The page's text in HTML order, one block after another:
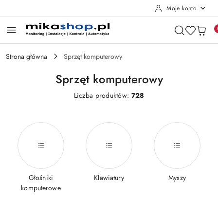
Moje konto
Strona główna Sprzęt komputerowy
Sprzęt komputerowy
Liczba produktów: 728
Głośniki
komputerowe
Klawiatury Myszy